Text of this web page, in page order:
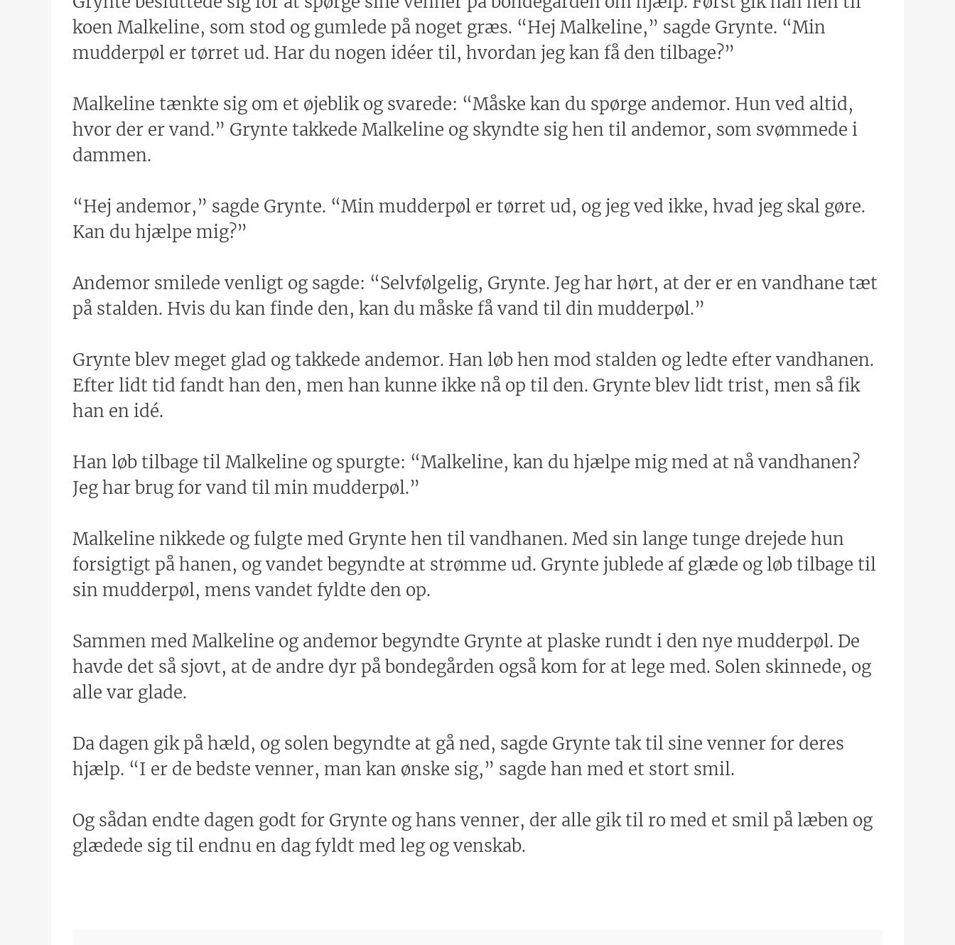
koen Malkeline, som stod og gumlede på noget græs. “Hej Malkeline,” sagde Grynte. “Min
mudderpøl er tørret ud. Har du nogen idéer til, hvordan jeg kan få den tilbage?”
Malkeline tænkte sig om et øjeblik og svarede: “Måske kan du spørge andemor. Hun ved altid,
hvor der er vand.” Grynte takkede Malkeline og skyndte sig hen til andemor, som svømmede i
dammen.
“Hej andemor,” sagde Grynte. “Min mudderpøl er tørret ud, og jeg ved ikke, hvad jeg skal gøre.
Kan du hjælpe mig?”
Andemor smilede venligt og sagde: “Selvfølgelig, Grynte. Jeg har hørt, at der er en vandhane tæt
på stalden. Hvis du kan finde den, kan du måske få vand til din mudderpøl.”
Grynte blev meget glad og takkede andemor. Han løb hen mod stalden og ledte efter vandhanen.
Efter lidt tid fandt han den, men han kunne ikke nå op til den. Grynte blev lidt trist, men så fik
han en idé.
Han løb tilbage til Malkeline og spurgte: “Malkeline, kan du hjælpe mig med at nå vandhanen?
Jeg har brug for vand til min mudderpøl.”
Malkeline nikkede og fulgte med Grynte hen til vandhanen. Med sin lange tunge drejede hun
forsigtigt på hanen, og vandet begyndte at strømme ud. Grynte jublede af glæde og løb tilbage til
sin mudderpøl, mens vandet fyldte den op.
Sammen med Malkeline og andemor begyndte Grynte at plaske rundt i den nye mudderpøl. De
havde det så sjovt, at de andre dyr på bondegården også kom for at lege med. Solen skinnede, og
alle var glade.
Da dagen gik på hæld, og solen begyndte at gå ned, sagde Grynte tak til sine venner for deres
hjælp. “I er de bedste venner, man kan ønske sig,” sagde han med et stort smil.
Og sådan endte dagen godt for Grynte og hans venner, der alle gik til ro med et smil på læben og
glædede sig til endnu en dag fyldt med leg og venskab.